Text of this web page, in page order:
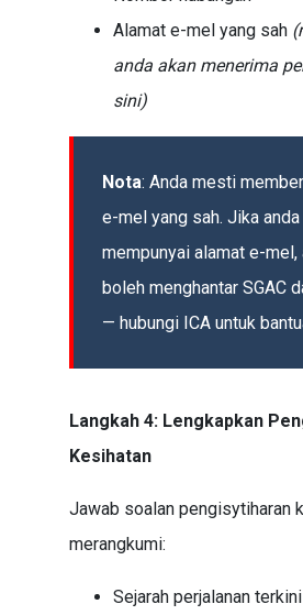
Alamat e-mel yang sah
anda akan menerima
sini)
Nota: Anda mesti
e-mel yang sah. Jika
mempunyai alamat e-mel,
boleh menghantar SGAC
— hubungi ICA untuk
Langkah 4: Lengkapkan
Kesihatan
Jawab soalan pengisytiharan
merangkumi:
Sejarah perjalanan terkini